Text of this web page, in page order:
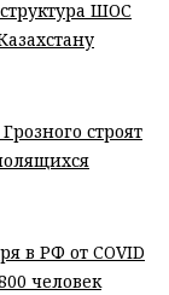
ШОС
строят
в РФ от COVID
человек